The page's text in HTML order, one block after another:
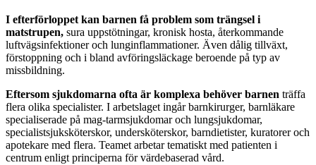
I efterförloppet kan barnen få problem som trängsel i
matstrupen, sura uppstötningar, kronisk hosta, återkommande
luftvägsinfektioner och lunginflammationer. Även dålig tillväxt,
förstoppning och i bland avföringsläckage beroende på typ av
missbildning.
Eftersom sjukdomarna ofta är komplexa behöver barnen träffa
flera olika specialister. I arbetslaget ingår barnkirurger, barnläkare
specialiserade på mag-tarmsjukdomar och lungsjukdomar,
specialistsjuksköterskor, undersköterskor, barndietister, kuratorer och
apotekare med flera. Teamet arbetar tematiskt med patienten i
centrum enligt principerna för värdebaserad vård.